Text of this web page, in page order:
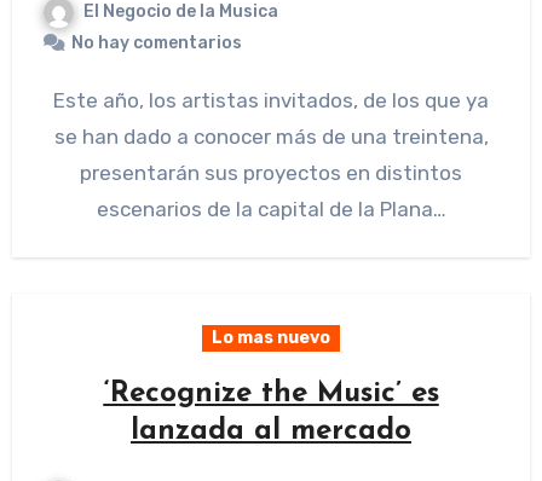
El Negocio de la Musica
No hay comentarios
Este año, los artistas invitados, de los que ya
se han dado a conocer más de una treintena,
presentarán sus proyectos en distintos
escenarios de la capital de la Plana…
Lo mas nuevo
‘Recognize the Music’ es
lanzada al mercado